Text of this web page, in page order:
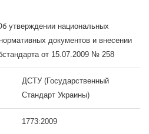
утверждении национальных
документов и внесении
от 15.07.2009 № 258
ДСТУ (Государственный
Стандарт Украины)
1773:2009